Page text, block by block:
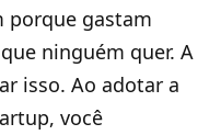
porque gastam
ninguém quer. A
isso. Ao adotar a
você